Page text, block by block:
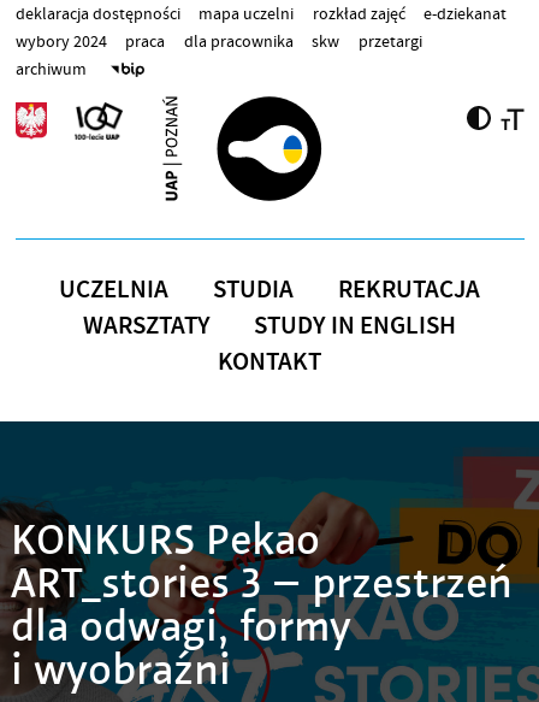
Przejdź do treści
deklaracja dostępności mapa uczelni rozkład zajęć
e-dziekanat
wybory 2024
praca dla pracownika skw
przetargi
archiwum
UCZELNIA STUDIA
REKRUTACJA
WARSZTATY
STUDY IN ENGLISH
KONTAKT
KONKURS Pekao
ART_stories 3 – przestrzeń
dla odwagi, formy
i wyobraźni